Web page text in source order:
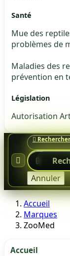
Santé
Mue des
problèmes de
Maladies des
prévention en
Législation
Autorisation


Annuler

Accueil
Marques
ZooMed
Accueil